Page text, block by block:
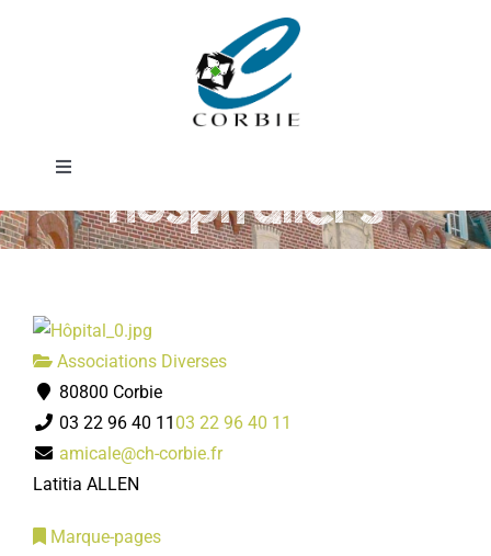
Toggle
Mairie
SERVICES MUNICIPAUX
PRATIQUE
Amicale des
agents
hospitaliers
Associations Diverses
80800 Corbie
03 22 96 40 11 03 22 96 40 11
amicale@ch-corbie.fr
Latitia ALLEN
Marque-pages